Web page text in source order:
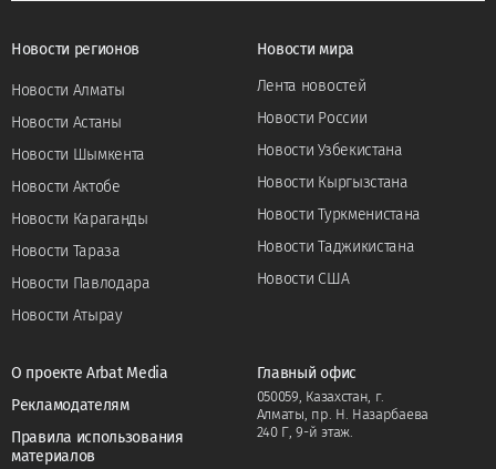
Новости регионов
Новости Алматы
Новости Астаны
Новости Шымкента
Новости Актобе
Новости Караганды
Новости Тараза
Новости Павлодара
Новости Атырау
Новости мира
Лента новостей
Новости России
Новости Узбекистана
Новости Кыргызстана
Новости Туркменистана
Новости Таджикистана
Новости США
О проекте Arbat Media
Рекламодателям
Правила использования
материалов
Главный офис
050059, Казахстан, г.
Алматы, пр. Н. Назарбаева
240 Г, 9-й этаж.